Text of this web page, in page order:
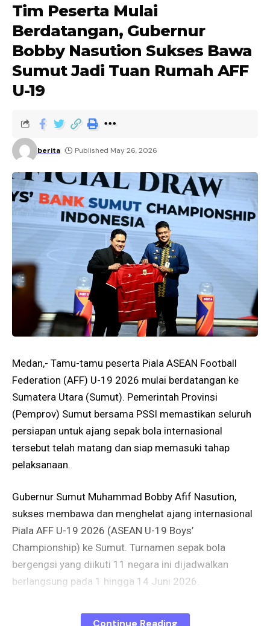
Tim Peserta Mulai
Berdatangan, Gubernur
Bobby Nasution Sukses Bawa
Sumut Jadi Tuan Rumah AFF
U-19
berita Published May 26, 2026
Medan,- Tamu-tamu peserta Piala ASEAN Football
Federation (AFF) U-19 2026 mulai berdatangan ke
Sumatera Utara (Sumut). Pemerintah Provinsi
(Pemprov) Sumut bersama PSSI memastikan seluruh
persiapan untuk ajang sepak bola internasional
tersebut telah matang dan siap memasuki tahap
pelaksanaan.
Gubernur Sumut Muhammad Bobby Afif Nasution,
sukses membawa dan menghelat ajang internasional
Piala AFF U-19 2026 (ASEAN U-19 Boys’
Championship) ke Sumut. Turnamen sepak bola
bergengsi yang diikuti 11 negara ini dijadwalkan
berlangsung pada 1 hingga 14 Juni 2026.
Rombongan pertama yang tiba untuk ASEAN U-19
Continue Reading